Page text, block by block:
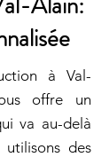
à Val-
offre un
va au-delà
des